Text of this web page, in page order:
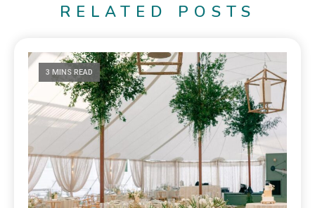
RELATED POSTS
3 MINS READ